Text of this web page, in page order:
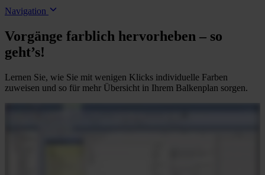
Navigation
Vorgänge farblich hervorheben – so
geht’s!
Lernen Sie, wie Sie mit wenigen Klicks individuelle Farben
zuweisen und so für mehr Übersicht in Ihrem Balkenplan sorgen.